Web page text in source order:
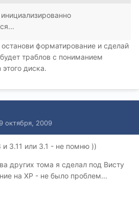
форматирование и сделай
траблов с пониманием
диска.
октября, 2009
3.11 или 3.1 - не помню ))
других тома я сделал под Висту
на ХР - не было проблем...